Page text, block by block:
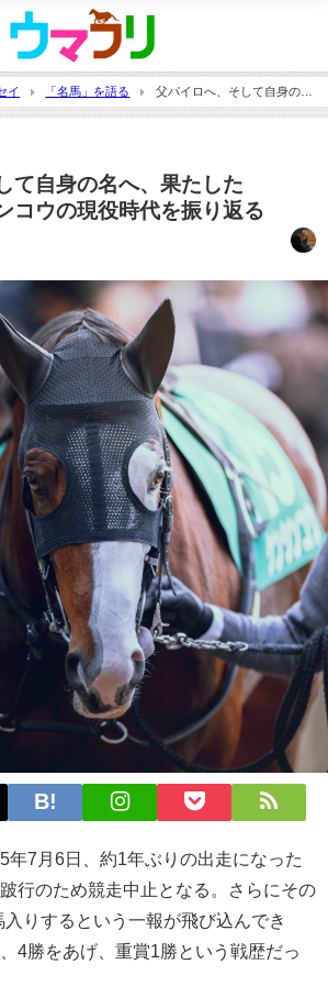
イ 「名馬」を語る
父パイロへ、そして自身の名
コウの現役時代を振り返る
て自身の名へ、果たした
コウの現役時代を振り返る
年7月6日、約1年ぶりの出走になった
行のため競走中止となる。さらにその
入りするという一報が飛び込んでき
4勝をあげ、重賞1勝という戦歴だっ